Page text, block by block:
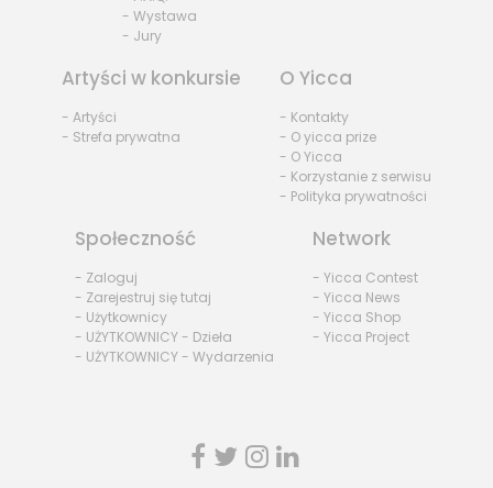
- Wystawa
- Jury
Artyści w konkursie
- Artyści
- Strefa prywatna
O Yicca
- Kontakty
- O yicca prize
- O Yicca
- Korzystanie z serwisu
- Polityka prywatności
Społeczność
- Zaloguj
- Zarejestruj się tutaj
- Użytkownicy
- UŻYTKOWNICY - Dzieła
- UŻYTKOWNICY - Wydarzenia
Network
- Yicca Contest
- Yicca News
- Yicca Shop
- Yicca Project